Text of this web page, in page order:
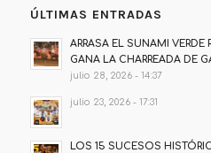
ÚLTIMAS ENTRADAS
ARRASA EL SUNAMI VERDE
GANA LA CHARREADA DE
julio 28, 2026 - 14:37
julio 23, 2026 - 17:31
LOS 15 SUCESOS